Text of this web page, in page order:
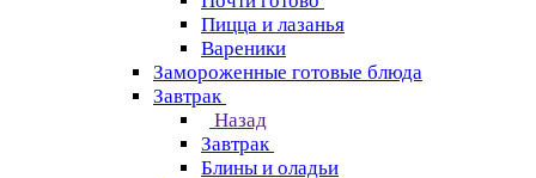
Пицца и лазанья
Вареники
Замороженные готовые блюда
Завтрак
Назад
Завтрак
Блины и оладьи